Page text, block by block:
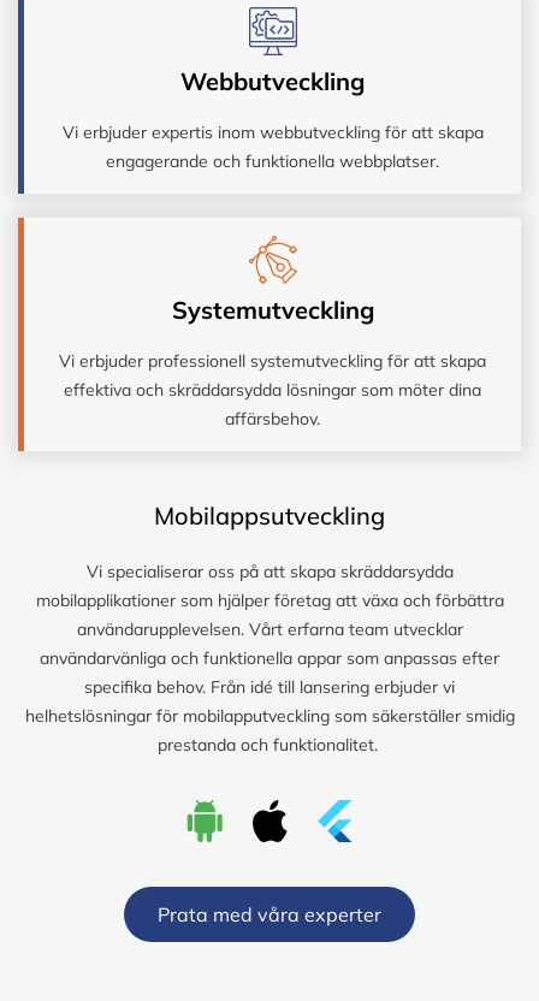
Webbutveckling
Vi erbjuder expertis inom webbutveckling för att skapa
engagerande och funktionella webbplatser.
Systemutveckling
Vi erbjuder professionell systemutveckling för att skapa
effektiva och skräddarsydda lösningar som möter dina
affärsbehov.
Mobilappsutveckling
Vi specialiserar oss på att skapa skräddarsydda
mobilapplikationer som hjälper företag att växa och förbättra
användarupplevelsen. Vårt erfarna team utvecklar
användarvänliga och funktionella appar som anpassas efter
specifika behov. Från idé till lansering erbjuder vi
helhetslösningar för mobilapputveckling som säkerställer smidig
prestanda och funktionalitet.
Prata med våra experter